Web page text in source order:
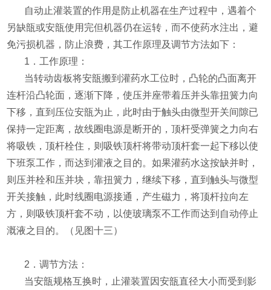
自动止灌装置的作用是防止机器在生产过程中，遇着个
另缺瓿或安瓿使用完但机器仍在运转，而不使药水注出，避
免污损机器，防止浪费，其工作原理及调节方法如下：
1 ．工作原理：
当转动齿板将安瓿搬到灌药水工位时，凸轮的凸面离开
连杆沿凸轮面，逐渐下降，使压并座带着压并头靠扭簧力向
下移，直到压位安瓿为止，此时由于触头由微型开关间隙已
保持一定距离，故线圈电源是断开的，顶杆受弹簧之力向右
将吸铁，顶杆栓住，则吸铁顶杆将带动顶杆套一起下移以使
下班泵工作，而达到灌液之目的。如果灌药水这按缺并时，
则压并栓和压并块，靠扭簧力，继续下移，直到触头与微型
开关接触，此时线圈电源接通，产生磁力，将顶杆拉向左
方，则吸铁顶杆套不动，以使玻璃泵不工作而达到自动停止
溉液之目的。（见图十三）
2 ．调节方法：
当安瓿规格互换时，止灌装置因安瓿直径大小而受到影